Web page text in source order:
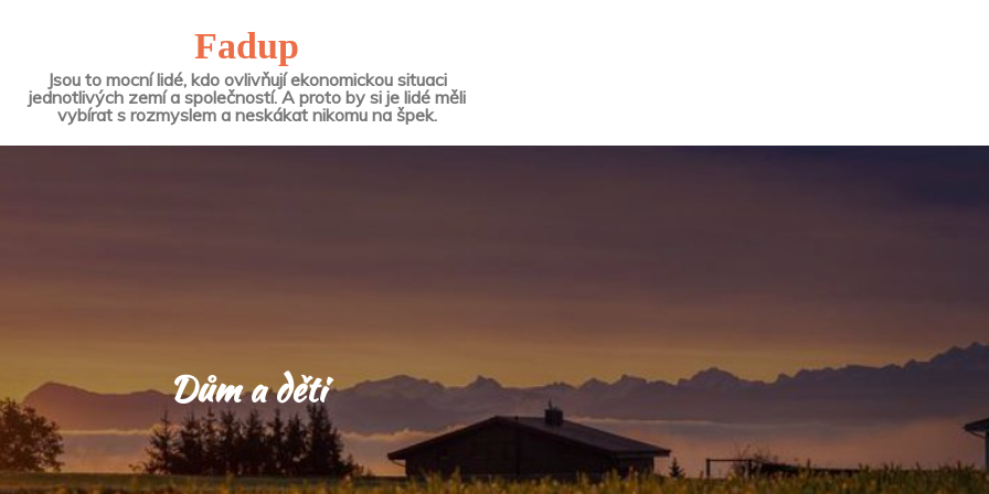
Fadup
Jsou to mocní lidé, kdo ovlivňují ekonomickou situaci
jednotlivých zemí a společností. A proto by si je lidé měli
vybírat s rozmyslem a neskákat nikomu na špek.
Dům a děti